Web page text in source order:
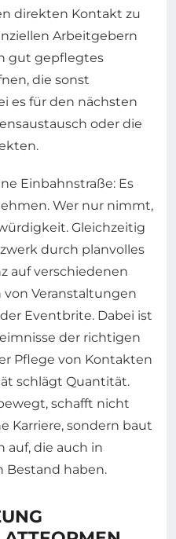
direkten Kontakt zu
Arbeitgebern
gut gepflegtes
die sonst
es für den nächsten
oder die
Einbahnstraße: Es
Wer nur nimmt,
Gleichzeitig
durch planvolles
auf verschiedenen
von Veranstaltungen
Eventbrite. Dabei ist
der richtigen
Pflege von Kontakten
schlägt Quantität.
schafft nicht
Karriere, sondern baut
auf, die auch in
Bestand haben.